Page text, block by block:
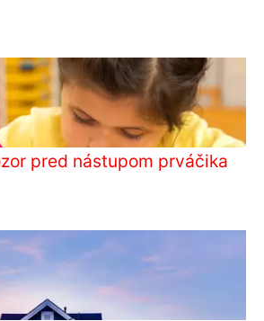
pred nástupom prváčika